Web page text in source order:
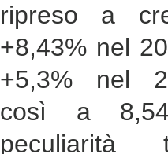
ripreso a
+8,43% nel
+5,3% nel
così a
peculiarità